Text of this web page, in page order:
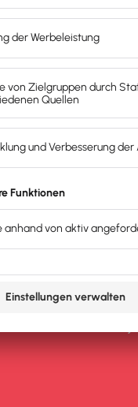
Umlagen U1
richten sich
an die für dich
Versands aller
behalten und